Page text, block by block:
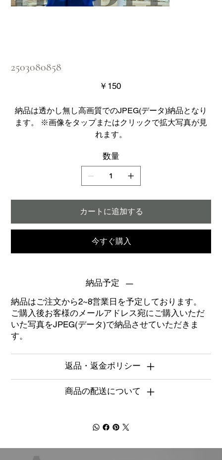
2503080858
価
格
￥150
納品は透かし無し高画質でのJPEG(データ)納品となり
ます。 ※画像をタップまたはクリックで拡大写真が見
れます。
数量
カートに追加する
今すぐ購入
納品予定
納品はご注文から2~8営業日を予定しております。
ご購入後お客様のメールアドレス宛にご購入いただ
いた写真をJPEG(データ)で納品させていただきま
す。
返品・返金ポリシー
商品の配送について